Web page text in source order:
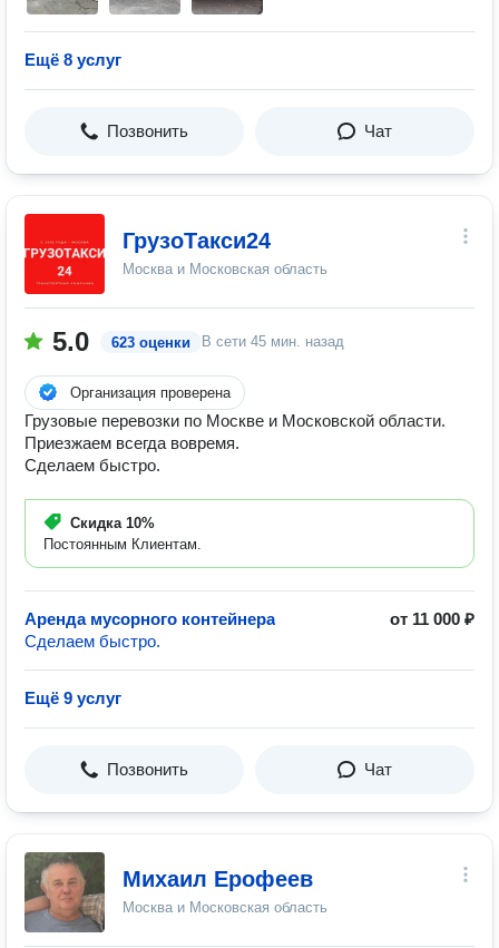
Ещё 8 услуг
Позвонить Чат
ГрузоТакси24
Москва и Московская область
5.0 623 оценки В сети 45 мин. назад
Организация проверена
Грузовые перевозки по Москве и Московской области.
Приезжаем всегда вовремя.
Сделаем быстро.
Скидка 10%
Постоянным Клиентам.
Аренда мусорного контейнера
от 11 000 ₽
Сделаем быстро.
Ещё 9 услуг
Позвонить Чат
Михаил Ерофеев
Москва и Московская область